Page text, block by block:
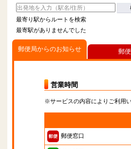
最寄り駅からルートを検索
最寄駅がありませんでした
郵便局からのお知らせ
営業時間
※サービスの内容によりご利用
郵便窓口
郵便